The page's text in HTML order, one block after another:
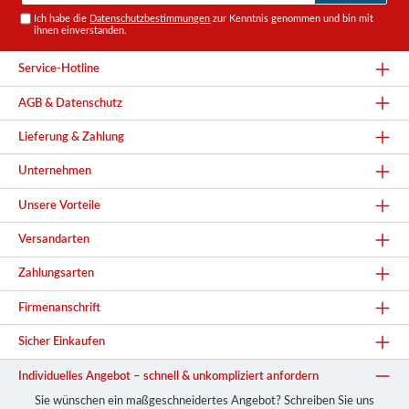
Ich habe die Datenschutzbestimmungen zur Kenntnis genommen und bin mit
ihnen einverstanden.
Service-Hotline
AGB & Datenschutz
Lieferung & Zahlung
Unternehmen
Unsere Vorteile
Versandarten
Zahlungsarten
Firmenanschrift
Sicher Einkaufen
Individuelles Angebot – schnell & unkompliziert anfordern
Sie wünschen ein maßgeschneidertes Angebot? Schreiben Sie uns